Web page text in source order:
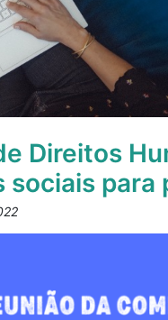
Direitos
sociais para